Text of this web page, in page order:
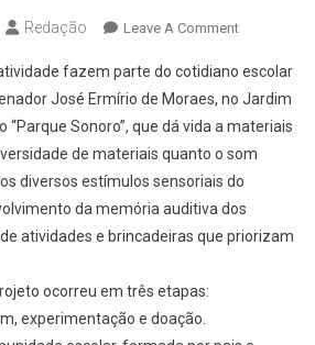
Redação Leave A CommentOn
Sonoro
É
Atração
Para
Alunos
De
Escola
fazem parte do cotidiano escolar
José Ermírio de Moraes, no Jardim
“Parque Sonoro”, que dá vida a materiais
de materiais quanto o som
diversos estímulos sensoriais do
da memória auditiva dos
atividades e brincadeiras que priorizam
ocorreu em três etapas:
experimentação e doação.